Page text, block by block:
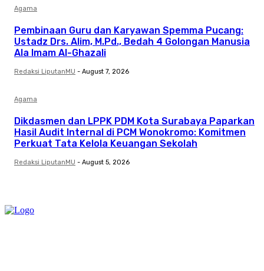
Agama
Pembinaan Guru dan Karyawan Spemma Pucang:
Ustadz Drs. Alim, M.Pd., Bedah 4 Golongan Manusia
Ala Imam Al-Ghazali
Redaksi LiputanMU - August 7, 2026
Agama
Dikdasmen dan LPPK PDM Kota Surabaya Paparkan
Hasil Audit Internal di PCM Wonokromo: Komitmen
Perkuat Tata Kelola Keuangan Sekolah
Redaksi LiputanMU - August 5, 2026